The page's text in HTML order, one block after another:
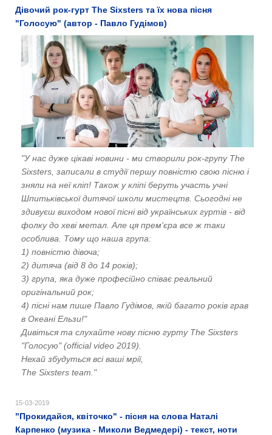
Дівочий рок-гурт The Sixsters та їх нова пісня
"Голосую" (автор - Павло Гудімов)
"У нас дуже цікаві новини - ми створили рок-групу The
Sixsters, записали в студії першу повністю свою пісню і
зняли на неї кліп! Також у кліпі беруть участь учні
Шпитьківської дитячої школи мистецтв. Сьогодні не
здивуєш виходом нової пісні від українських гуртів - від
фолку до хеві метал. Але ця прем'єра все ж таки
особлива. Тому що наша група:
1) повністю дівоча;
2) дитяча (від 8 до 14 років);
3) група, яка дуже професійно співає реальний
оригінальний рок;
4) пісні нам пише Павло Гудімов, якій багато років грав
в Океані Ельзи!"
Дивіться та слухайте нову пісню гурту The Sixsters
"Голосую" (official video 2019).
Нехай збудуться всі ваші мрії,
The Sixsters team."
15-03-2019
"Прокидайся, квіточко" - пісня на слова Наталі
Карпенко (музика - Миколи Ведмедері) - текст, ноти